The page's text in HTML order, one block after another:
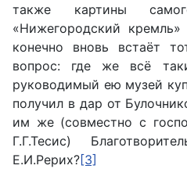
также картины
«Нижегородский
конечно вновь встаёт
вопрос: где же всё
руководимый ею музей
получил в дар от
им же (совместно с
Г.Г.Тесис)
Е.И.Рерих?[3]